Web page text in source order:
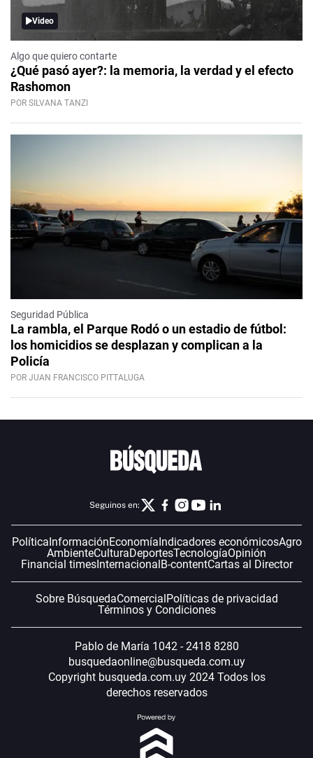
Video
Algo que quiero contarte
¿Qué pasó ayer?: la memoria, la verdad y el efecto
Rashomon
POR SILVANA TANZI
Seguridad Pública
La rambla, el Parque Rodó o un estadio de fútbol:
los homicidios se desplazan y complican a la
Policía
POR JUAN FRANCISCO PITTALUGA
Seguinos en:
PolíticaInformaciónEconomíaIndicadores económicosAgro
AmbienteCulturaDeportesTecnologíaOpinión
Financial timesInternacionalB-contentCartas al Director
Sobre BúsquedaComercialPolíticas de privacidad
Términos y Condiciones
Pablo de María 1042 - 2418 8280
busquedaonline@busqueda.com.uy
Copyright busqueda.com.uy 2024 Todos los
derechos reservados